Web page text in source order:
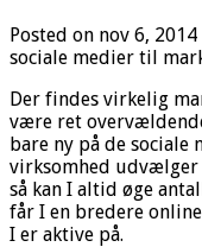
Posted on nov 6,
sociale medier til
Der findes virkelig
være ret
bare ny på de
virksomhed
så kan I altid øge
får I en bredere
I er aktive på.